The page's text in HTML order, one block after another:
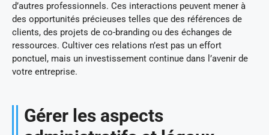
d’autres professionnels. Ces interactions peuvent mener à
des opportunités précieuses telles que des références de
clients, des projets de co-branding ou des échanges de
ressources. Cultiver ces relations n’est pas un effort
ponctuel, mais un investissement continue dans l’avenir de
votre entreprise.
Gérer les aspects